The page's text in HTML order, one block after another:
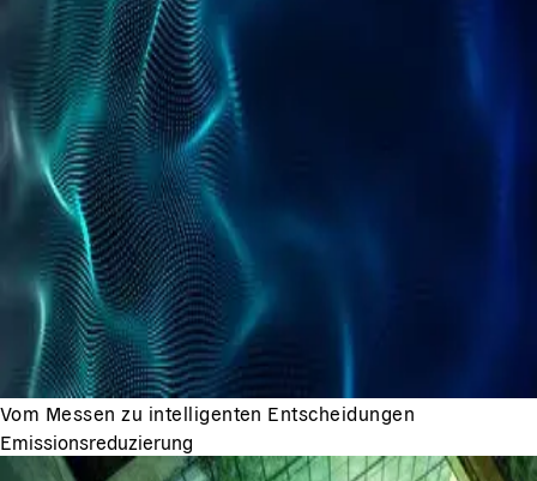
Vom Messen zu intelligenten Entscheidungen
Emissionsreduzierung